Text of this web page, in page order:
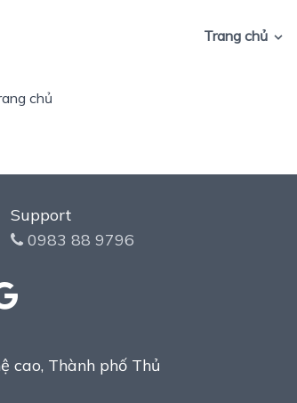
Trang chủ
chủ
Support
0983 88 9796
cao, Thành phố Thủ